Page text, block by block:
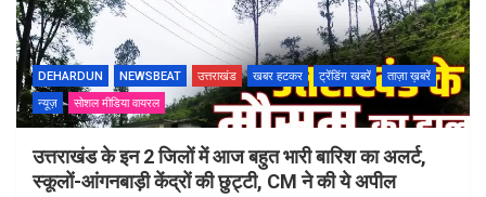
DEHARDUN NEWSBEAT उत्तराखंड खबर हटकर ट्रेंडिंग खबरें
ताज़ा ख़बरें
न्यूज़
सोशल मीडिया वायरल
उत्तराखंड के इन 2 जिलों में आज बहुत भारी बारिश का अलर्ट,
स्कूलों-आंगनबाड़ी केंद्रों की छुट्टी, CM ने की ये अपील